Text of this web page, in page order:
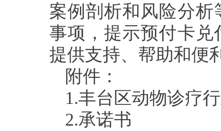
案例剖析和风险分
事项，提示预付卡
提供支持、帮助和便
附件：
1.丰台 区动物诊疗
2.承诺书